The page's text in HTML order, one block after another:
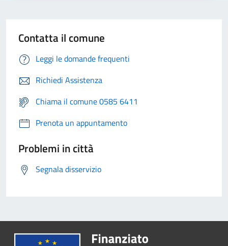
Contatta il comune
Leggi le domande frequenti
Richiedi Assistenza
Chiama il comune 0585 6411
Prenota un appuntamento
Problemi in città
Segnala disservizio